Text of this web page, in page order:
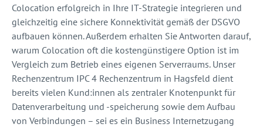
Colocation erfolgreich in Ihre IT-Strategie integrieren und
gleichzeitig eine sichere Konnektivität gemäß der DSGVO
aufbauen können. Außerdem erhalten Sie Antworten darauf,
warum Colocation oft die kostengünstigere Option ist im
Vergleich zum Betrieb eines eigenen Serverraums. Unser
Rechenzentrum IPC 4 Rechenzentrum in Hagsfeld dient
bereits vielen Kund:innen als zentraler Knotenpunkt für
Datenverarbeitung und -speicherung sowie dem Aufbau
von Verbindungen – sei es ein Business Internetzugang